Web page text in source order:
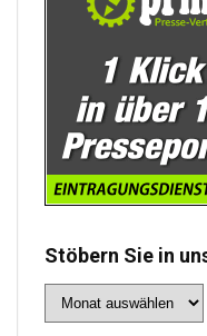
Stöbern Sie in
Sie